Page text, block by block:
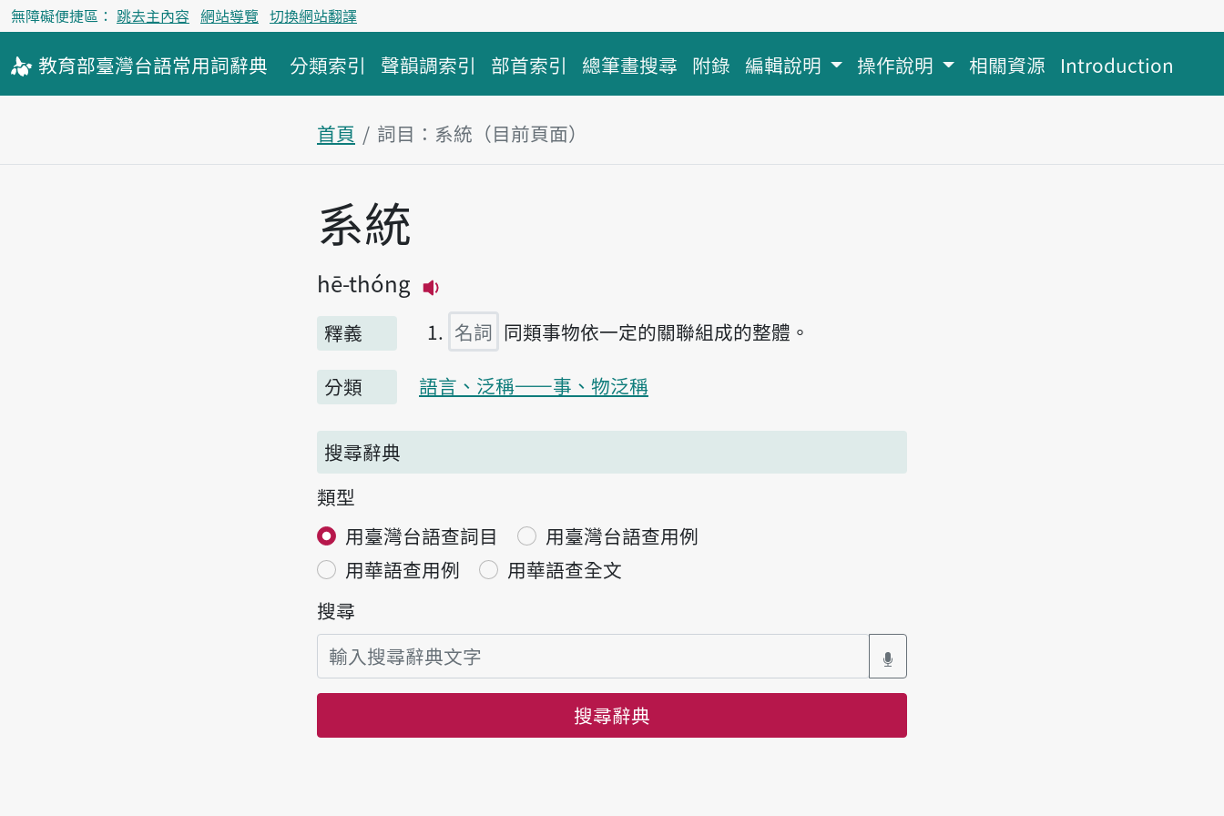
無障礙便捷區： 跳去主內容 網站導覽 切換網站翻譯
教育部臺灣台語常用詞辭典 分類索引 聲韻調索引 部首索引 總筆畫搜尋 附錄 編輯說明 操作說明 相關資源 Introduction
首頁 詞目：系統（目前頁面）
主內容區塊
系統
hē-thóng
釋義
名詞 同類事物依一定的關聯組成的整體。
分類 語言、泛稱——事、物泛稱
搜尋辭典
類型
用臺灣台語查詞目
用臺灣台語查用例
用華語查用例
用華語查全文
搜尋
搜尋辭典